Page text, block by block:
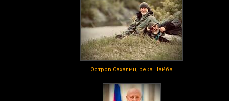
Остров Сахалин, река Найба